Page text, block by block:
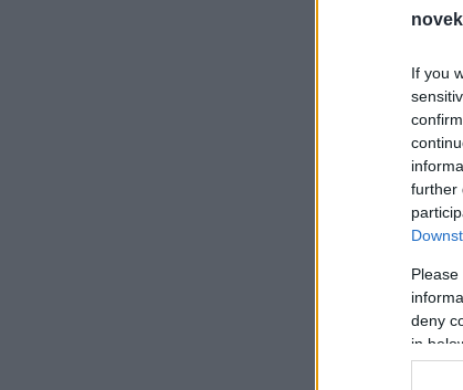
If you
further
deny
in